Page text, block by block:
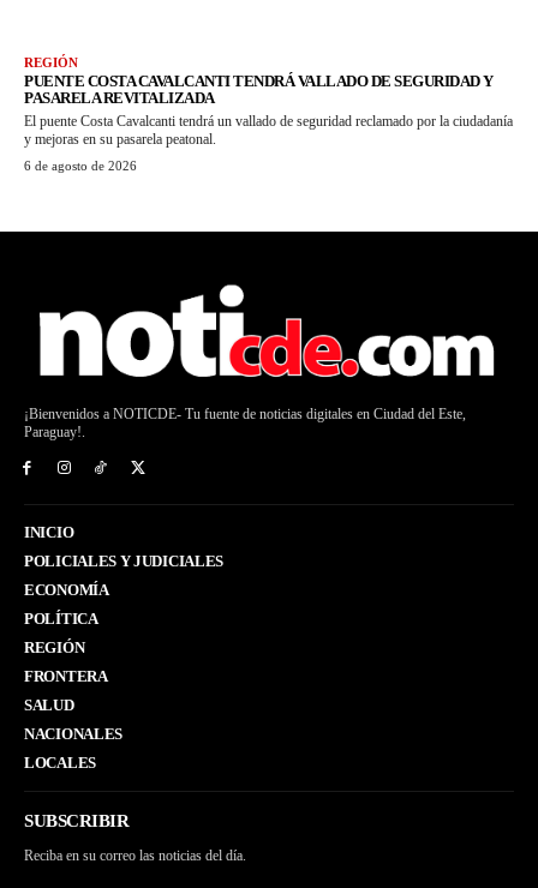
REGIÓN
PUENTE COSTA CAVALCANTI TENDRÁ VALLADO DE SEGURIDAD Y
PASARELA REVITALIZADA
El puente Costa Cavalcanti tendrá un vallado de seguridad reclamado por la ciudadanía
y mejoras en su pasarela peatonal.
6 de agosto de 2026
¡Bienvenidos a NOTICDE- Tu fuente de noticias digitales en Ciudad del Este,
Paraguay!.
INICIO
POLICIALES Y JUDICIALES
ECONOMÍA
POLÍTICA
REGIÓN
FRONTERA
SALUD
NACIONALES
LOCALES
SUBSCRIBIR
Reciba en su correo las noticias del día.